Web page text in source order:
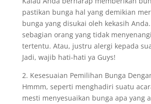
pastikan bunga hal yang demikian
bunga yang disukai oleh kekasih
sebagian orang yang tidak
tertentu. Atau, justru alergi kepada
Jadi, wajib hati-hati ya Guys!
2. Kesesuaian Pemilihan Bunga
Hmmm, seperti menghadiri suatu
mesti menyesuaikan bunga apa yang